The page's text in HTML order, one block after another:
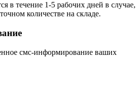
в течение 1-5 рабочих дней в случае,
количестве на складе.
смс-информирование ваших